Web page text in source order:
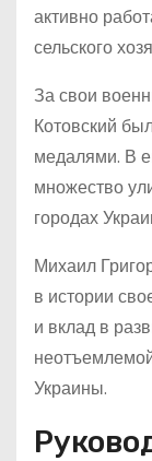
активно
сельского
За свои
Котовский
медалями. В
множество
городах
Михаил
в истории
и вклад в
Украины.